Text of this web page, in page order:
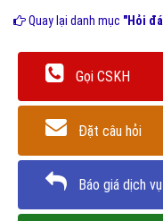
Quay lại danh mục "Hỏi
Gọi CSKH
Đặt câu hỏi
Báo giá dịch vụ